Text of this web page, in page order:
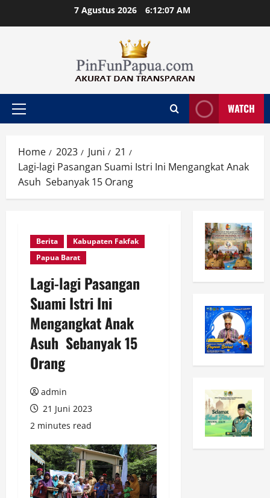
7 Agustus 2026 6:12:07 AM
Primary
WATCH
Home 2023 Juni
21
Lagi-lagi Pasangan Suami Istri Ini Mengangkat Anak
Asuh Sebanyak 15 Orang
Berita
Kabupaten Fakfak
Papua Barat
Lagi-lagi Pasangan
Suami Istri Ini
Mengangkat Anak
Asuh Sebanyak 15
Orang
admin
21 Juni 2023
2 minutes read